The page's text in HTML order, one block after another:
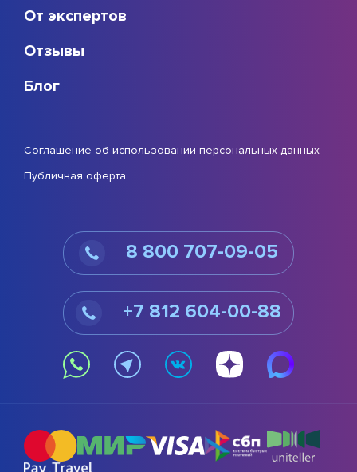
От экспертов
Отзывы
Блог
Соглашение об использовании персональных данных
Публичная оферта
8 800 707-09-05
+7 812 604-00-88